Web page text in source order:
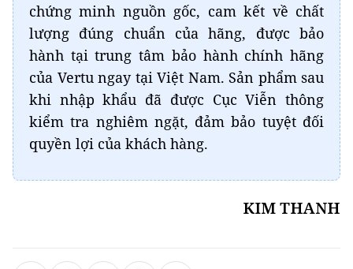
chứng minh nguồn gốc, cam kết về chất
lượng đúng chuẩn của hãng, được bảo
hành tại trung tâm bảo hành chính hãng
của Vertu ngay tại Việt Nam. Sản phẩm sau
khi nhập khẩu đã được Cục Viễn thông
kiểm tra nghiêm ngặt, đảm bảo tuyệt đối
quyền lợi của khách hàng.
KIM THANH